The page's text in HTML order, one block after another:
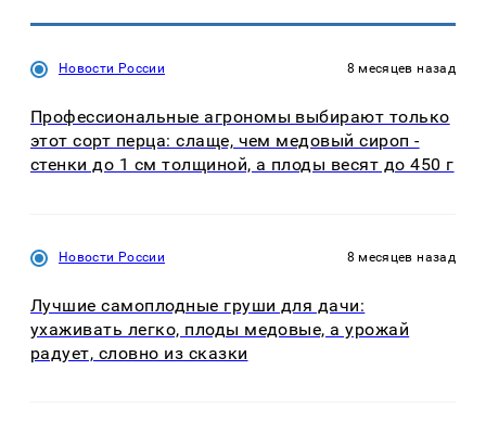
Новости России 8 месяцев назад
Профессиональные агрономы выбирают только
этот сорт перца: слаще, чем медовый сироп -
стенки до 1 см толщиной, а плоды весят до 450 г
Новости России 8 месяцев назад
Лучшие самоплодные груши для дачи:
ухаживать легко, плоды медовые, а урожай
радует, словно из сказки